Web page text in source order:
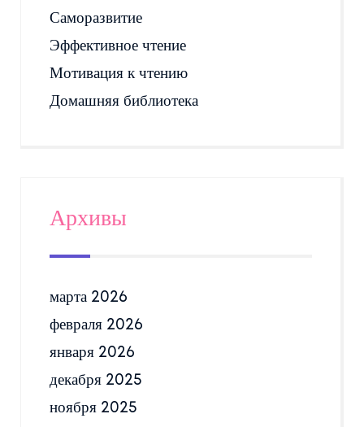
Саморазвитие
Эффективное чтение
Мотивация к чтению
Домашняя библиотека
Архивы
марта 2026
февраля 2026
января 2026
декабря 2025
ноября 2025